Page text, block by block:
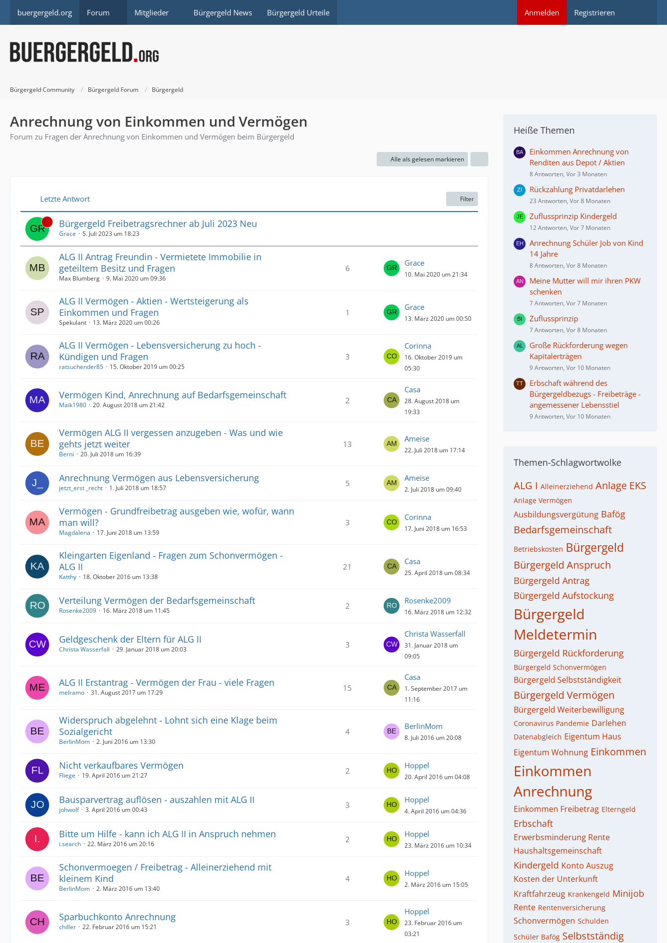
buergergeld.org Forum Mitglieder Bürgergeld News Bürgergeld Urteile Anmelden Registrieren
Bürgergeld Community Bürgergeld Forum Bürgergeld
Anrechnung von Einkommen und Vermögen
Forum zu Fragen der Anrechnung von Einkommen und Vermögen beim Bürgergeld
Alle als gelesen markieren
Letzte Antwort Filter
Bürgergeld Freibetragsrechner ab Juli 2023 Neu
Grace 5. Juli 2023 um 18:23
ALG II Antrag Freundin - Vermietete Immobilie in
geteiltem Besitz und Fragen
Max Blumberg 9. Mai 2020 um 09:36
6
Grace
10. Mai 2020 um 21:34
ALG II Vermögen - Aktien - Wertsteigerung als
Einkommen und Fragen
Spekulant 13. März 2020 um 00:26
1
Grace
13. März 2020 um 00:50
ALG II Vermögen - Lebensversicherung zu hoch -
Kündigen und Fragen
ratsuchender85 15. Oktober 2019 um 00:25
3
Corinna
16. Oktober 2019 um
05:30
Vermögen Kind, Anrechnung auf Bedarfsgemeinschaft
Maik1980 20. August 2018 um 21:42 2
Casa
28. August 2018 um
19:33
Vermögen ALG II vergessen anzugeben - Was und wie
gehts jetzt weiter
Berni 20. Juli 2018 um 16:39
13
Ameise
22. Juli 2018 um 17:14
Anrechnung Vermögen aus Lebensversicherung
jetzt_erst _recht 1. Juli 2018 um 18:57 5
Ameise
2. Juli 2018 um 09:40
Vermögen - Grundfreibetrag ausgeben wie, wofür, wann
man will?
Magdalena 17. Juni 2018 um 13:59
3
Corinna
17. Juni 2018 um 16:53
Kleingarten Eigenland - Fragen zum Schonvermögen -
ALG II
Katthy 18. Oktober 2016 um 13:38
21
Casa
25. April 2018 um 08:34
Verteilung Vermögen der Bedarfsgemeinschaft
Rosenke2009 16. März 2018 um 11:45 2
Rosenke2009
16. März 2018 um 12:32
Geldgeschenk der Eltern für ALG II
Christa Wasserfall 29. Januar 2018 um 20:03 3
Christa Wasserfall
31. Januar 2018 um
09:05
ALG II Erstantrag - Vermögen der Frau - viele Fragen
melramo 31. August 2017 um 17:29 15
Casa
1. September 2017 um
11:16
Widerspruch abgelehnt - Lohnt sich eine Klage beim
Sozialgericht
BerlinMom 2. Juni 2016 um 13:30
4
BerlinMom
8. Juli 2016 um 20:08
Nicht verkaufbares Vermögen
Fliege 19. April 2016 um 21:27 2
Hoppel
20. April 2016 um 04:08
Bausparvertrag auflösen - auszahlen mit ALG II
johwolf 3. April 2016 um 00:43 3
Hoppel
4. April 2016 um 04:36
Bitte um Hilfe - kann ich ALG II in Anspruch nehmen
i.search 22. März 2016 um 20:16 2
Hoppel
23. März 2016 um 10:34
Schonvermoegen / Freibetrag - Alleinerziehend mit
kleinem Kind
BerlinMom 2. März 2016 um 13:40
4
Hoppel
2. März 2016 um 15:05
Sparbuchkonto Anrechnung
chiller 22. Februar 2016 um 15:21 3
Hoppel
23. Februar 2016 um
03:21
Heiße Themen
Einkommen Anrechnung von
Renditen aus Depot / Aktien
8 Antworten, Vor 3 Monaten
Rückzahlung Privatdarlehen
23 Antworten, Vor 8 Monaten
Zuflussprinzip Kindergeld
12 Antworten, Vor 7 Monaten
Anrechnung Schüler Job von Kind
14 Jahre
8 Antworten, Vor 8 Monaten
Meine Mutter will mir ihren PKW
schenken
7 Antworten, Vor 7 Monaten
Zuflussprinzip
7 Antworten, Vor 8 Monaten
Große Rückforderung wegen
Kapitalerträgen
9 Antworten, Vor 10 Monaten
Erbschaft während des
Bürgergeldbezugs - Freibeträge -
angemessener Lebensstiel
9 Antworten, Vor 10 Monaten
Themen-Schlagwortwolke
ALG I Alleinerziehend Anlage EKS
Anlage Vermögen
Ausbildungsvergütung Bafög
Bedarfsgemeinschaft
Betriebskosten Bürgergeld
Bürgergeld Anspruch
Bürgergeld Antrag
Bürgergeld Aufstockung
Bürgergeld
Meldetermin
Bürgergeld Rückforderung
Bürgergeld Schonvermögen
Bürgergeld Selbstständigkeit
Bürgergeld Vermögen
Bürgergeld Weiterbewilligung
Coronavirus Pandemie Darlehen
Datenabgleich Eigentum Haus
Eigentum Wohnung Einkommen
Einkommen
Anrechnung
Einkommen Freibetrag Elterngeld
Erbschaft
Erwerbsminderung Rente
Haushaltsgemeinschaft
Kindergeld Konto Auszug
Kosten der Unterkunft
Kraftfahrzeug Krankengeld Minijob
Rente Rentenversicherung
Schonvermögen Schulden
Schüler Bafög Selbstständig